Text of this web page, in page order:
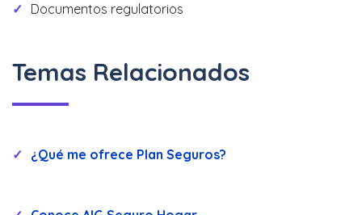
Documentos regulatorios
Temas Relacionados
¿Qué me ofrece Plan Seguros?